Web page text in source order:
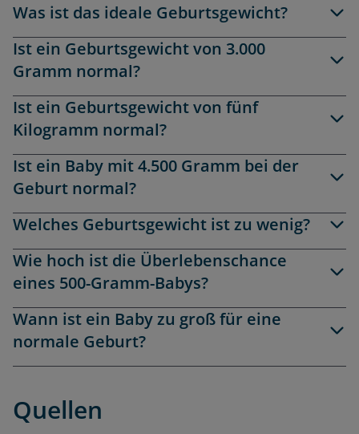
Was ist das ideale Geburtsgewicht?
Ist ein Geburtsgewicht von 3.000
Gramm normal?
Ist ein Geburtsgewicht von fünf
Kilogramm normal?
Ist ein Baby mit 4.500 Gramm bei der
Geburt normal?
Welches Geburtsgewicht ist zu wenig?
Wie hoch ist die Überlebenschance
eines 500-Gramm-Babys?
Wann ist ein Baby zu groß für eine
normale Geburt?
Quellen